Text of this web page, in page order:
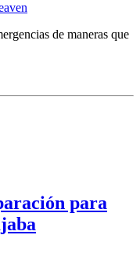
de maneras que
para